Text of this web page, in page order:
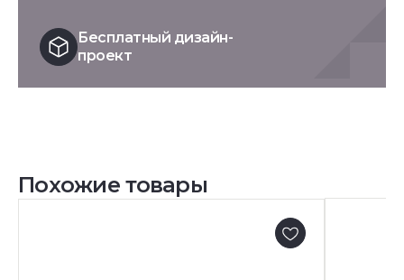
Бесплатный дизайн-
проект
Похожие товары